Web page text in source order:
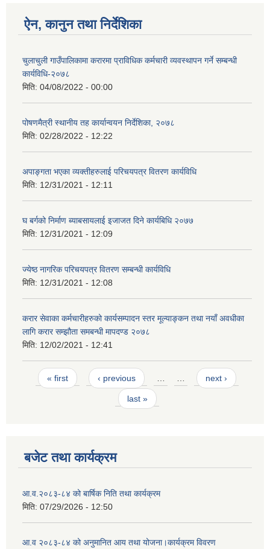
ऐन, कानुन तथा निर्देशिका
चुलाचुली गाउँपालिकामा करारमा प्राविधिक कर्मचारी व्यवस्थापन गर्ने सम्बन्धी
कार्यविधि-२०७८
मिति: 04/08/2022 - 00:00
पोषणमैत्री स्थानीय तह कार्यान्वयन निर्देशिका, २०७८
मिति: 02/28/2022 - 12:22
अपाङ्गता भएका व्यक्तीहरुलाई परिचयपत्र वितरण कार्यविधि
मिति: 12/31/2021 - 12:11
घ बर्गको निर्माण ब्याबसायलाई इजाजत दिने कार्यबिधि २०७७
मिति: 12/31/2021 - 12:09
ज्येष्ठ नागरिक परिचयपत्र वितरण सम्बन्धी कार्यविधि
मिति: 12/31/2021 - 12:08
करार सेवाका कर्मचारीहरुको कार्यसम्पादन स्तर मूल्याङ्कन तथा नयाँ अवधीका
लागि करार सम्झौता समबन्धी मापदण्ड २०७८
मिति: 12/02/2021 - 12:41
Pages
« first ‹ previous next ›
last »
बजेट तथा कार्यक्रम
आ.व.२०८३-८४ को बार्षिक निति तथा कार्यक्रम
मिति: 07/29/2026 - 12:50
आ.व २०८३-८४ को अनुमानित आय तथा योजना।कार्यक्रम विवरण